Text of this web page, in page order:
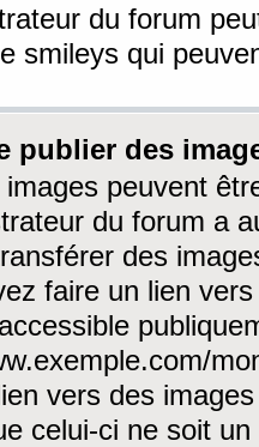
du forum
smileys qui
publier des
peuvent
du forum a
des
faire un lien
vers des
celui-ci ne soit